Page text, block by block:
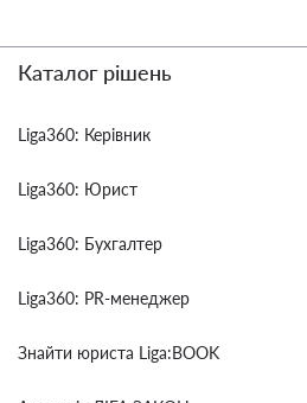
Каталог рішень
Liga360: Керівник
Liga360: Юрист
Liga360: Бухгалтер
Liga360: PR-менеджер
Знайти юриста Liga:BOOK